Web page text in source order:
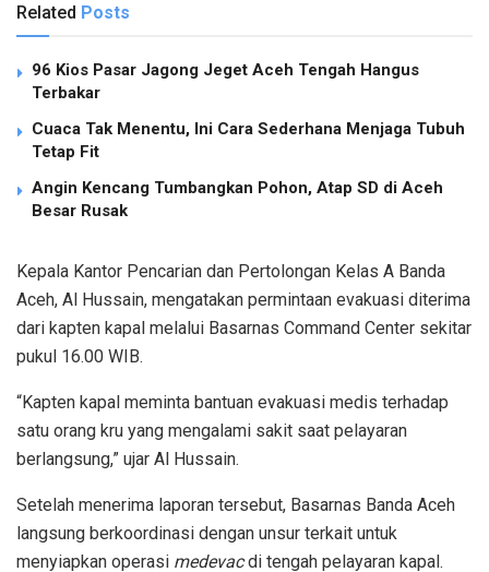
Related Posts
96 Kios Pasar Jagong Jeget Aceh Tengah Hangus
Terbakar
Cuaca Tak Menentu, Ini Cara Sederhana Menjaga Tubuh
Tetap Fit
Angin Kencang Tumbangkan Pohon, Atap SD di Aceh
Besar Rusak
Kepala Kantor Pencarian dan Pertolongan Kelas A Banda
Aceh, Al Hussain, mengatakan permintaan evakuasi diterima
dari kapten kapal melalui Basarnas Command Center sekitar
pukul 16.00 WIB.
“Kapten kapal meminta bantuan evakuasi medis terhadap
satu orang kru yang mengalami sakit saat pelayaran
berlangsung,” ujar Al Hussain.
Setelah menerima laporan tersebut, Basarnas Banda Aceh
langsung berkoordinasi dengan unsur terkait untuk
menyiapkan operasi medevacdi tengah pelayaran kapal.